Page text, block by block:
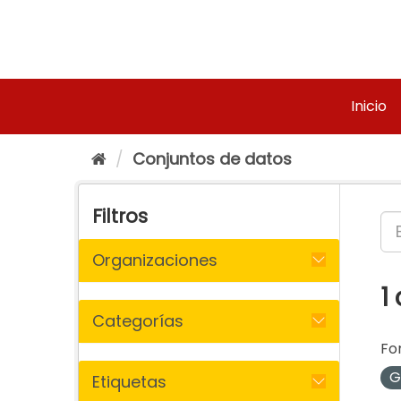
Inicio
Conjuntos de datos
Filtros
Organizaciones
Categorías
Etiquetas